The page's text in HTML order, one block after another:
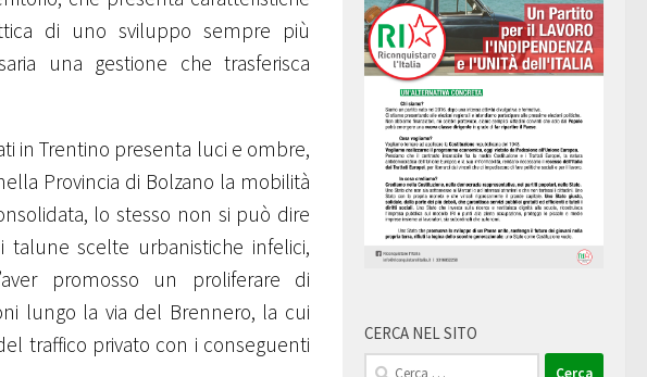
di uno sviluppo sempre più
una gestione che trasferisca
in Trentino presenta luci e ombre,
Provincia di Bolzano la mobilità
lo stesso non si può dire
scelte urbanistiche infelici,
promosso un proliferare di
lungo la via del Brennero, la cui
traffico privato con i conseguenti
CERCA NEL SITO
Ricerca